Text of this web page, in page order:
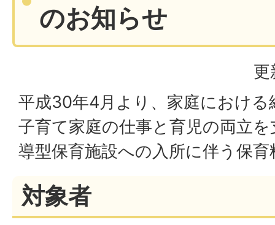
のお知らせ
更
平成30年4月より、家庭における
子育て家庭の仕事と育児の両立
導型保育施設への入所に伴う保
対象者